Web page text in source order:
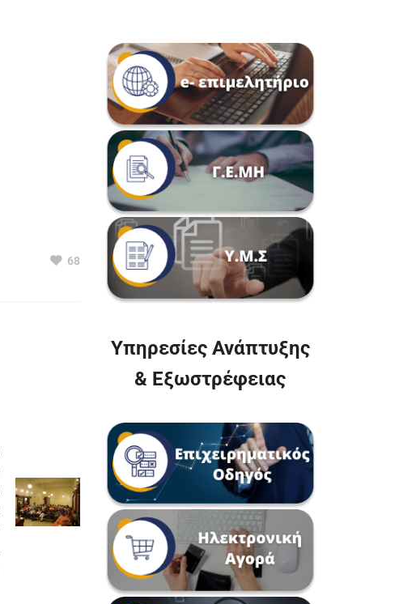
68
Υπηρεσίες Ανάπτυξης
& Εξωστρέφειας